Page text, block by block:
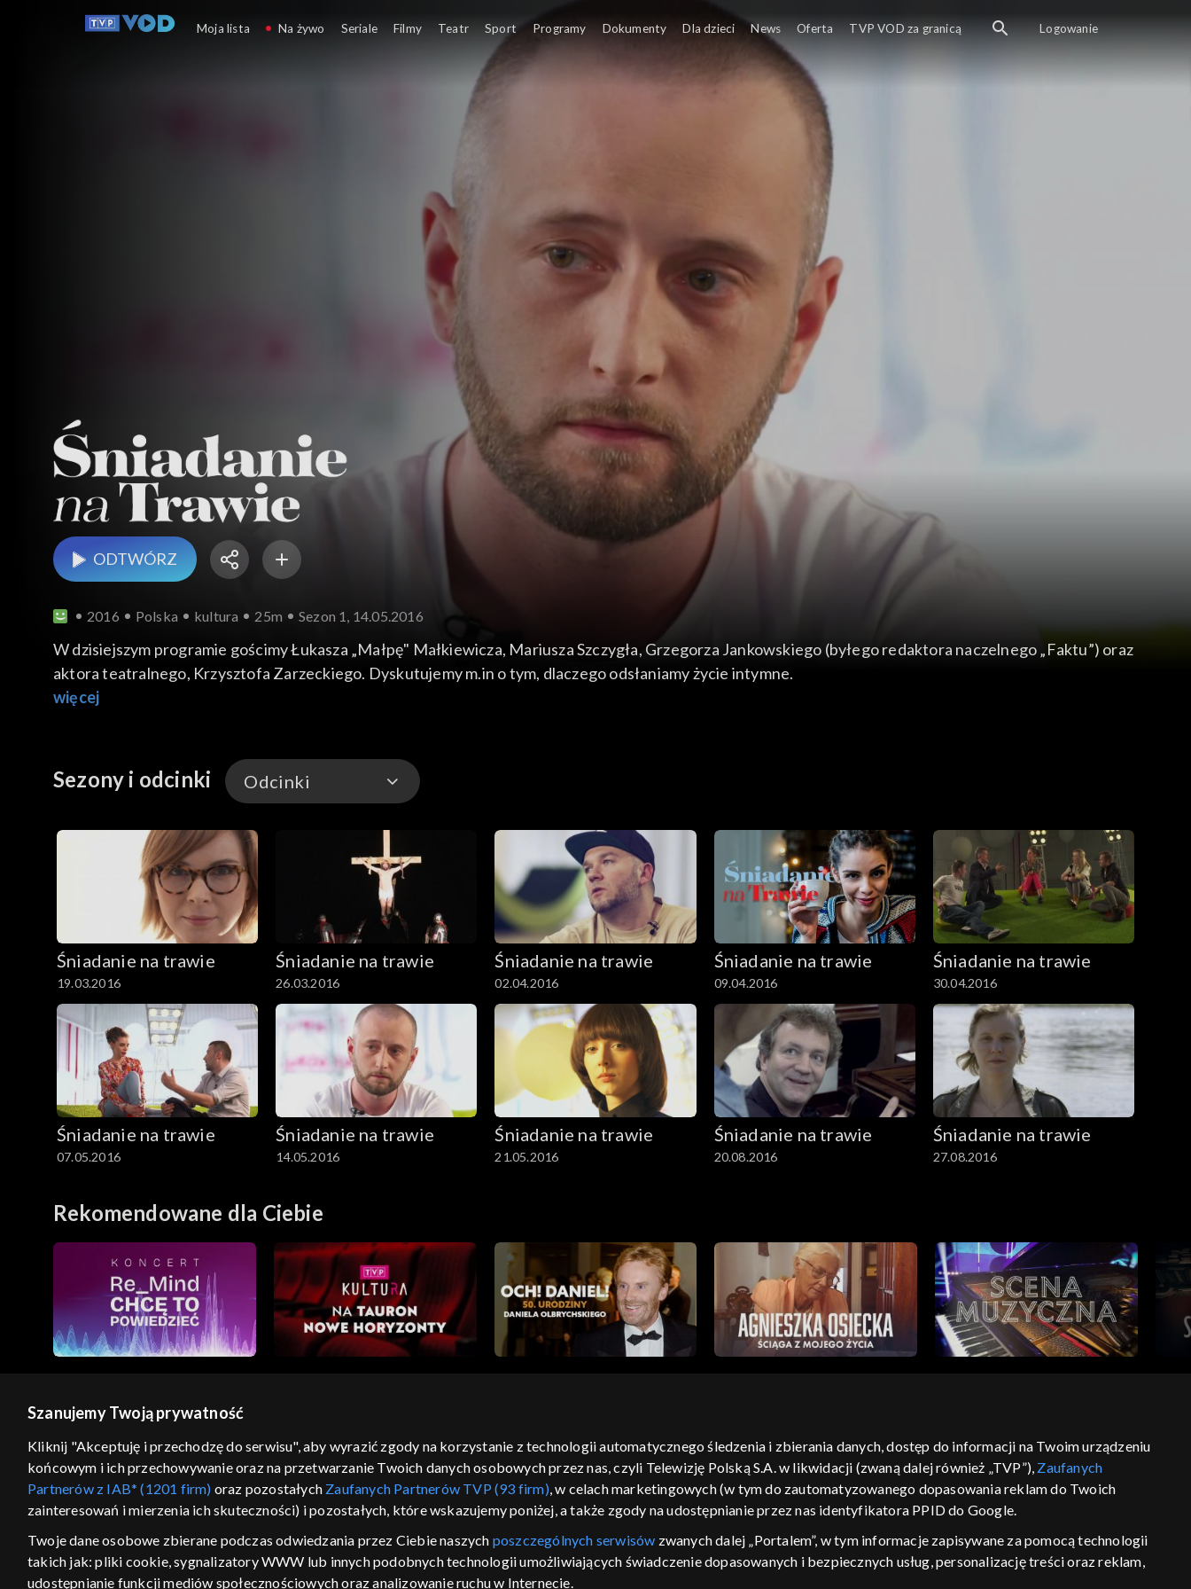
ODTWÓRZ
2016 Polska kultura 25m Sezon 1, 14.05.2016
W dzisiejszym programie gościmy Łukasza „Małpę" Małkiewicza, Mariusza Szczygła, Grzegorza Jankowskiego (byłego redaktora naczelnego „Faktu”) oraz
aktora teatralnego, Krzysztofa Zarzeckiego. Dyskutujemy m.in o tym, dlaczego odsłaniamy życie intymne.
więcej
Sezony i odcinki Odcinki
Odcinki
Śniadanie na trawie
19.03.2016
Śniadanie na trawie
26.03.2016
Śniadanie na trawie
02.04.2016
Śniadanie na trawie
09.04.2016
Śniadanie na trawie
30.04.2016
Śniadanie na trawie
07.05.2016
Śniadanie na trawie
14.05.2016
Śniadanie na trawie
21.05.2016
Śniadanie na trawie
20.08.2016
Śniadanie na trawie
27.08.2016
Rekomendowane dla Ciebie
GEOLOKALIZACJA
ŁĄCZYSZ SIĘ SPOZA POLSKI
Kraj, z którego się łączysz, to Stany Zjednoczone ,
w związku z czym część tytułów na platformie TVP
regulamin serwisu cennik polityka prywatności moje zgody pomoc kontakt voucher dostępność informacje o dostawcy usług
Moja lista Na żywo Seriale Filmy Teatr Sport Programy Dokumenty Dla dzieci News Oferta TVP VOD za granicą Logowanie
Szanujemy Twoją prywatność
Kliknij "Akceptuję i przechodzę do serwisu", aby wyrazić zgody na korzystanie z technologii automatycznego śledzenia i zbierania danych, dostęp do informacji na Twoim urządzeniu
końcowym i ich przechowywanie oraz na przetwarzanie Twoich danych osobowych przez nas, czyli Telewizję Polską S.A. w likwidacji (zwaną dalej również „TVP”), Zaufanych
Partnerów z IAB* (1201 firm) oraz pozostałych Zaufanych Partnerów TVP (93 firm), w celach marketingowych (w tym do zautomatyzowanego dopasowania reklam do Twoich
zainteresowań i mierzenia ich skuteczności) i pozostałych, które wskazujemy poniżej, a także zgody na udostępnianie przez nas identyfikatora PPID do Google.
Twoje dane osobowe zbierane podczas odwiedzania przez Ciebie naszych poszczególnych serwisów zwanych dalej „Portalem”, w tym informacje zapisywane za pomocą technologii
takich jak: pliki cookie, sygnalizatory WWW lub innych podobnych technologii umożliwiających świadczenie dopasowanych i bezpiecznych usług, personalizację treści oraz reklam,
udostępnianie funkcji mediów społecznościowych oraz analizowanie ruchu w Internecie.